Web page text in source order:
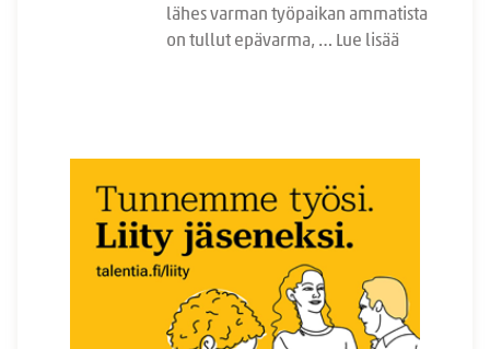
lähes varman työpaikan ammatista
on tullut epävarma, … Lue lisää